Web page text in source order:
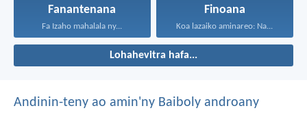
Fanantenana
Fa Izaho mahalala ny...
Finoana
Koa lazaiko aminareo: Na...
Lohahevitra hafa...
Andinin-teny ao amin'ny Baiboly androany